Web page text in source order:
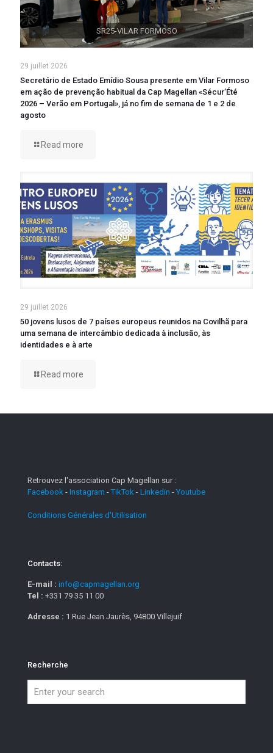
SR25-VILAR FORMOSO
29 juillet 2026
Secretário de Estado Emídio Sousa presente em Vilar Formoso
em ação de prevenção habitual da Cap Magellan «Sécur’Été
2026 – Verão em Portugal», já no fim de semana de 1 e 2 de
agosto
Read more
29 juillet 2026
50 jovens lusos de 7 países europeus reunidos na Covilhã para
uma semana de intercâmbio dedicada à inclusão, às
identidades e à arte
Read more
Retrouvez l'association Cap Magellan sur :
Facebook - Instagram -TikTok - Linkedin - Youtube
Conditions Générales d'Utilisation
Contacts:
E-mail : info@capmagellan.org
Tel : +331 79 35 11 00
Adresse : 1 Rue Jean Jaurès, 94800 Villejuif
Recherche